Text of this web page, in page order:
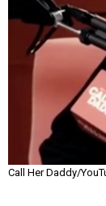
Call Her Daddy/